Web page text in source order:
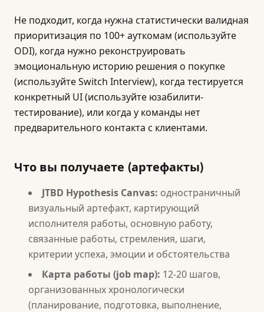
Не подходит, когда нужна статистически валидная
приоритизация по 100+ ауткомам (используйте
ODI), когда нужно реконструировать
эмоциональную историю решения о покупке
(используйте Switch Interview), когда тестируется
конкретный UI (используйте юзабилити-
тестирование), или когда у команды нет
предварительного контакта с клиентами.
Что вы получаете (артефакты)
JTBD Hypothesis Canvas: одностраничный
визуальный артефакт, картирующий
исполнителя работы, основную работу,
связанные работы, стремления, шаги,
критерии успеха, эмоции и обстоятельства
Карта работы (job map): 12-20 шагов,
организованных хронологически
(планирование, подготовка, выполнение,